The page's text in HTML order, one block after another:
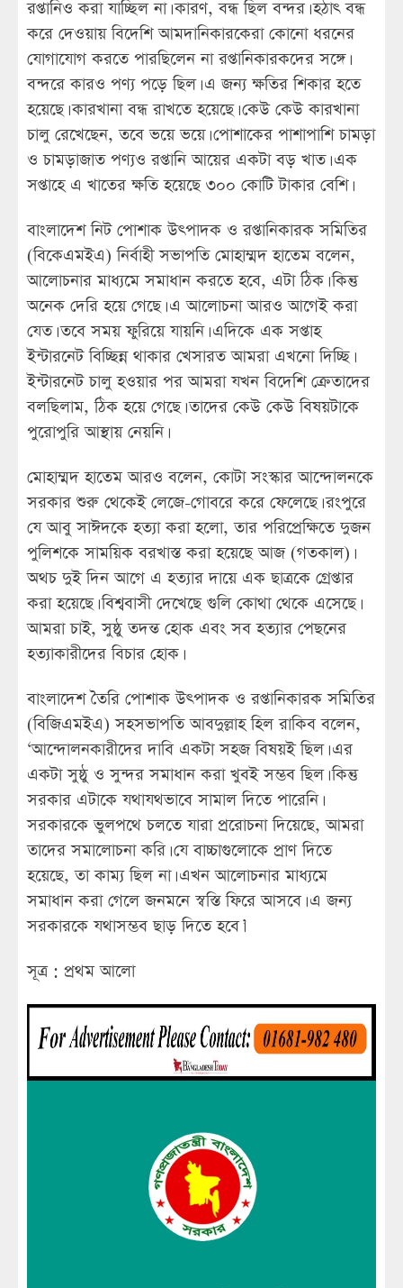
রপ্তানিও করা যাচ্ছিল না। কারণ, বন্ধ ছিল বন্দর। হঠাৎ বন্ধ
করে দেওয়ায় বিদেশি আমদানিকারকেরা কোনো ধরনের
যোগাযোগ করতে পারছিলেন না রপ্তানিকারকদের সঙ্গে।
বন্দরে কারও পণ্য পড়ে ছিল। এ জন্য ক্ষতির শিকার হতে
হয়েছে। কারখানা বন্ধ রাখতে হয়েছে। কেউ কেউ কারখানা
চালু রেখেছেন, তবে ভয়ে ভয়ে। পোশাকের পাশাপাশি চামড়া
ও চামড়াজাত পণ্যও রপ্তানি আয়ের একটা বড় খাত। এক
সপ্তাহে এ খাতের ক্ষতি হয়েছে ৩০০ কোটি টাকার বেশি।
বাংলাদেশ নিট পোশাক উৎপাদক ও রপ্তানিকারক সমিতির
(বিকেএমইএ) নির্বাহী সভাপতি মোহাম্মদ হাতেম বলেন,
আলোচনার মাধ্যমে সমাধান করতে হবে, এটা ঠিক। কিন্তু
অনেক দেরি হয়ে গেছে। এ আলোচনা আরও আগেই করা
যেত। তবে সময় ফুরিয়ে যায়নি। এদিকে এক সপ্তাহ
ইন্টারনেট বিচ্ছিন্ন থাকার খেসারত আমরা এখনো দিচ্ছি।
ইন্টারনেট চালু হওয়ার পর আমরা যখন বিদেশি ক্রেতাদের
বলছিলাম, ঠিক হয়ে গেছে। তাদের কেউ কেউ বিষয়টাকে
পুরোপুরি আস্থায় নেয়নি।
মোহাম্মদ হাতেম আরও বলেন, কোটা সংস্কার আন্দোলনকে
সরকার শুরু থেকেই লেজে-গোবরে করে ফেলেছে। রংপুরে
যে আবু সাঈদকে হত্যা করা হলো, তার পরিপ্রেক্ষিতে দুজন
পুলিশকে সাময়িক বরখাস্ত করা হয়েছে আজ (গতকাল)।
অথচ দুই দিন আগে এ হত্যার দায়ে এক ছাত্রকে গ্রেপ্তার
করা হয়েছে। বিশ্ববাসী দেখেছে গুলি কোথা থেকে এসেছে।
আমরা চাই, সুষ্ঠু তদন্ত হোক এবং সব হত্যার পেছনের
হত্যাকারীদের বিচার হোক।
বাংলাদেশ তৈরি পোশাক উৎপাদক ও রপ্তানিকারক সমিতির
(বিজিএমইএ) সহসভাপতি আবদুল্লাহ হিল রাকিব বলেন,
‘আন্দোলনকারীদের দাবি একটা সহজ বিষয়ই ছিল। এর
একটা সুষ্ঠু ও সুন্দর সমাধান করা খুবই সম্ভব ছিল। কিন্তু
সরকার এটাকে যথাযথভাবে সামাল দিতে পারেনি।
সরকারকে ভুলপথে চলতে যারা প্ররোচনা দিয়েছে, আমরা
তাদের সমালোচনা করি। যে বাচ্চাগুলোকে প্রাণ দিতে
হয়েছে, তা কাম্য ছিল না। এখন আলোচনার মাধ্যমে
সমাধান করা গেলে জনমনে স্বস্তি ফিরে আসবে। এ জন্য
সরকারকে যথাসম্ভব ছাড় দিতে হবে।’
সূত্র : প্রথম আলো